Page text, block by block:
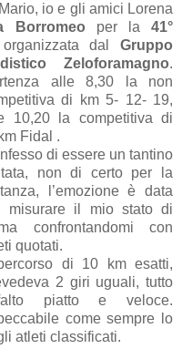
io e gli amici Lorena
Borromeo per la41°
dalGruppo
Zeloforamagno.
alle 8,30 la non
di km 5- 12- 19,
10,20 la competitiva di
Fidal .
di essere un tantino
non di certo per la
l’emozione è data
misurare il mio stato di
confrontandomi con
quotati.
di 10 km esatti,
2 giri uguali, tutto
piatto e veloce.
come sempre lo
atleti classificati.